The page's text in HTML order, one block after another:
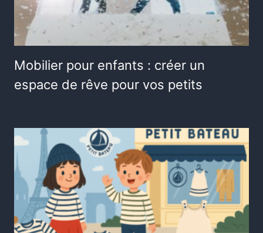
Mobilier pour enfants : créer un
espace de rêve pour vos petits